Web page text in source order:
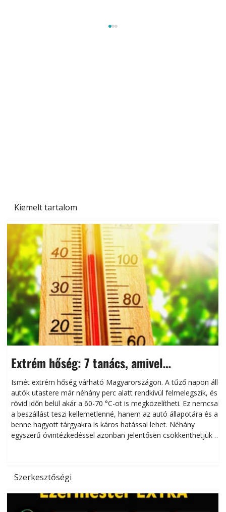
Kiemelt tartalom
Extrém hőség: 7 tanács, amivel
megóvhatjuk autónkat a nyári károktól
Ismét extrém hőség várható Magyarországon. A tűző napon álló
autók utastere már néhány perc alatt rendkívül felmelegszik, és
rövid időn belül akár a 60-70 °C-ot is megközelítheti. Ez nemcsak
a beszállást teszi kellemetlenné, hanem az autó állapotára és a
benne hagyott tárgyakra is káros hatással lehet. Néhány
egyszerű óvintézkedéssel azonban jelentősen csökkenthetjük a
Szerkesztőségi